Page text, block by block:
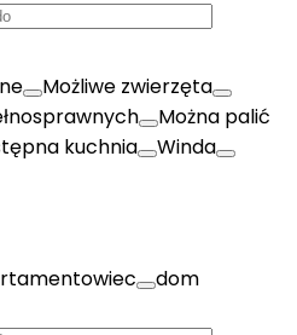
Możliwe zwierzęta
Można palić
kuchnia
Winda
dom